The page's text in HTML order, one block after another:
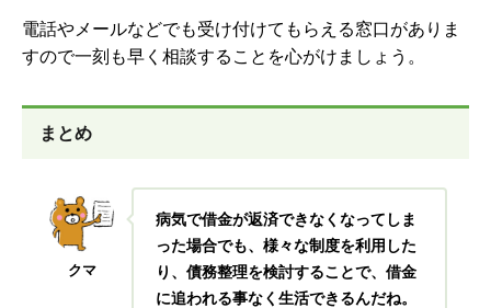
電話やメールなどでも受け付けてもらえる窓口がありま
すので一刻も早く相談することを心がけましょう。
まとめ
クマ
病気で借金が返済できなくなってしま
った場合でも、様々な制度を利用した
り、債務整理を検討することで、借金
に追われる事なく生活できるんだね。